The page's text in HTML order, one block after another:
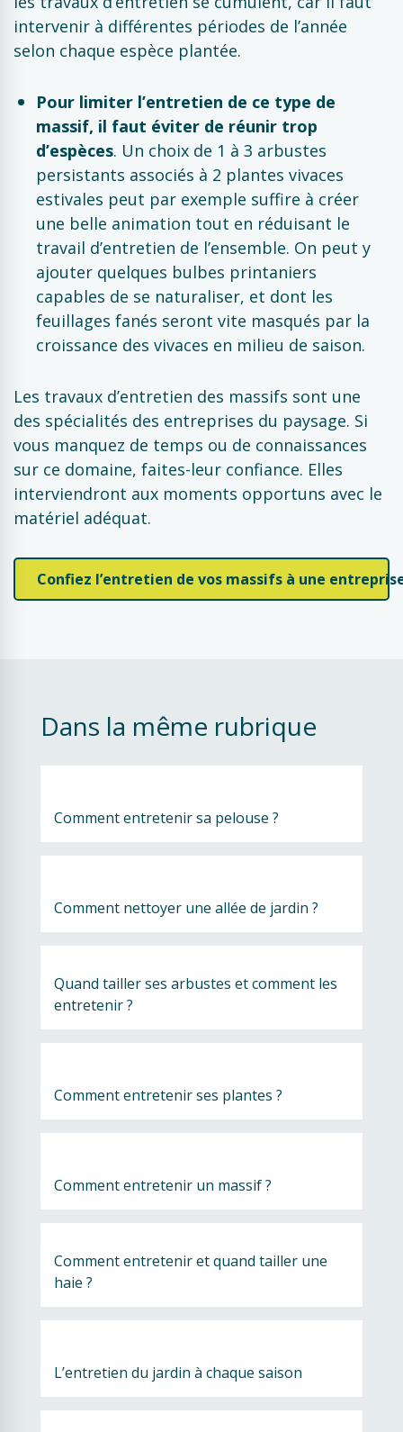
intervenir à différentes périodes de l’année
selon chaque espèce plantée.
Pour limiter l’entretien de ce type de
massif, il faut éviter de réunir trop
d’espèces. Un choix de 1 à 3 arbustes
persistants associés à 2 plantes vivaces
estivales peut par exemple suffire à créer
une belle animation tout en réduisant le
travail d’entretien de l’ensemble. On peut y
ajouter quelques bulbes printaniers
capables de se naturaliser, et dont les
feuillages fanés seront vite masqués par la
croissance des vivaces en milieu de saison.
Les travaux d’entretien des massifs sont une
des spécialités des entreprises du paysage. Si
vous manquez de temps ou de connaissances
sur ce domaine, faites-leur confiance. Elles
interviendront aux moments opportuns avec le
matériel adéquat.
Confiez l’entretien de vos massifs à une
Dans la même rubrique
Comment entretenir sa pelouse ?
Comment nettoyer une allée de jardin ?
Quand tailler ses arbustes et comment les
entretenir ?
Comment entretenir ses plantes ?
Comment entretenir un massif ?
Comment entretenir et quand tailler une
haie ?
L’entretien du jardin à chaque saison